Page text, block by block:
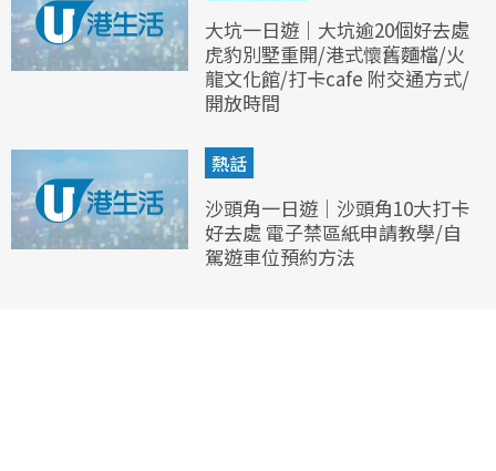
大坑一日遊｜大坑逾20個好去處
虎豹別墅重開/港式懷舊麵檔/火
龍文化館/打卡cafe 附交通方式/
開放時間
熱話
沙頭角一日遊｜沙頭角10大打卡
好去處 電子禁區紙申請教學/自
駕遊車位預約方法